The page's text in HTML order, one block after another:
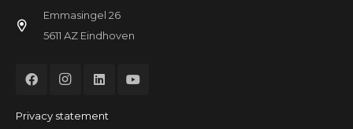
Emmasingel 26
5611 AZ Eindhoven
Privacy statement